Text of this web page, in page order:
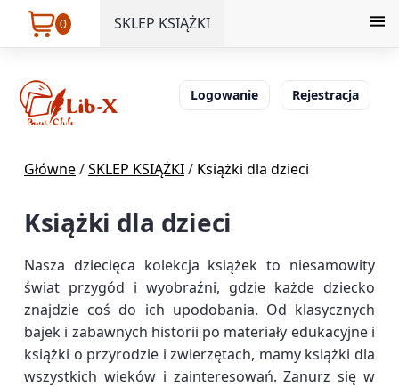
0 SKLEP KSIĄŻKI
Logowanie Rejestracja
Główne/SKLEP KSIĄŻKI/ Książki dla dzieci
Książki dla dzieci
Nasza dziecięca kolekcja książek to niesamowity
świat przygód i wyobraźni, gdzie każde dziecko
znajdzie coś do ich upodobania. Od klasycznych
bajek i zabawnych historii po materiały edukacyjne i
książki o przyrodzie i zwierzętach, mamy książki dla
wszystkich wieków i zainteresowań. Zanurz się w